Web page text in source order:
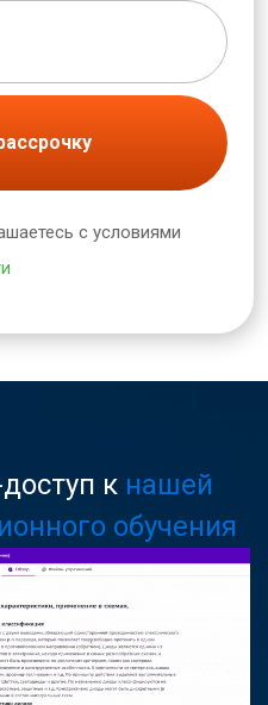
с условиями
к нашей
обучения